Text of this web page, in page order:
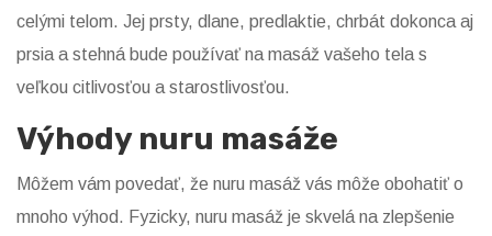
celými telom. Jej prsty, dlane, predlaktie, chrbát dokonca aj
prsia a stehná bude používať na masáž vašeho tela s
veľkou citlivosťou a starostlivosťou.
Výhody nuru masáže
Môžem vám povedať, že nuru masáž vás môže obohatiť o
mnoho výhod. Fyzicky, nuru masáž je skvelá na zlepšenie